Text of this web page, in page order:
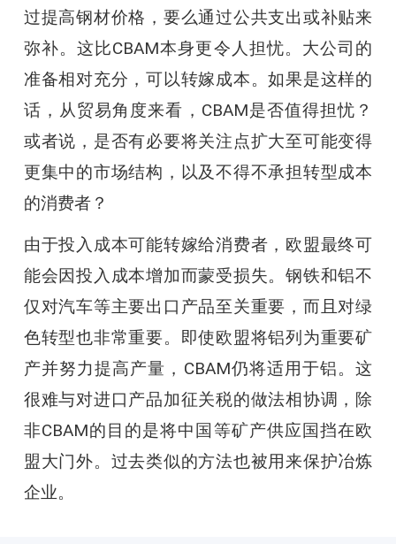
过提高钢材价格，要么通过公共支出或补贴来
弥补。这比CBAM本身更令人担忧。大公司的
准备相对充分，可以转嫁成本。如果是这样的
话，从贸易角度来看，CBAM是否值得担忧？
或者说，是否有必要将关注点扩大至可能变得
更集中的市场结构，以及不得不承担转型成本
的消费者？
由于投入成本可能转嫁给消费者，欧盟最终可
能会因投入成本增加而蒙受损失。钢铁和铝不
仅对汽车等主要出口产品至关重要，而且对绿
色转型也非常重要。即使欧盟将铝列为重要矿
产并努力提高产量，CBAM仍将适用于铝。这
很难与对进口产品加征关税的做法相协调，除
非CBAM的目的是将中国等矿产供应国挡在欧
盟大门外。过去类似的方法也被用来保护冶炼
企业。